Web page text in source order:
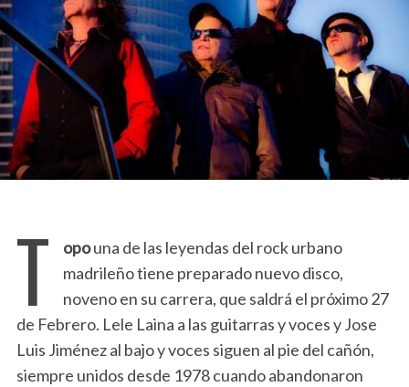
T opouna de las leyendas del rock urbano
madrileño tiene preparado nuevo disco,
noveno en su carrera, que saldrá el próximo 27
de Febrero. Lele Laina a las guitarras y voces y Jose
Luis Jiménez al bajo y voces siguen al pie del cañón,
siempre unidos desde 1978 cuando abandonaron